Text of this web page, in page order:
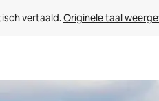
vertaald. Originele taal